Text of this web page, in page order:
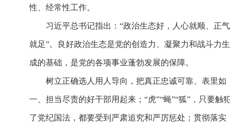
性、经常性工作。
习近平总书记指出：“政治生态好，人心就顺、正气
就足”。良好政治生态是党的创造力、凝聚力和战斗力生
成的基础，是党的各项事业蓬勃发展的保障。
树立正确选人用人导向，把真正忠诚可靠、表里如
一、担当尽责的好干部用起来；“虎”“蝇”“狐”，只要触
了党纪国法，都要受到严肃追究和严厉惩处；贯彻落实